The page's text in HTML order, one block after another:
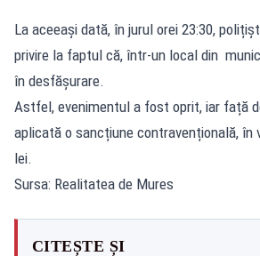
La aceeași dată, în jurul orei 23:30,
privire la faptul că, într-un local din
în desfășurare.
Astfel, evenimentul a fost oprit, iar față
aplicată o sancțiune contravențională, în
lei.
Sursa: Realitatea de Mures
CITEȘTE ȘI